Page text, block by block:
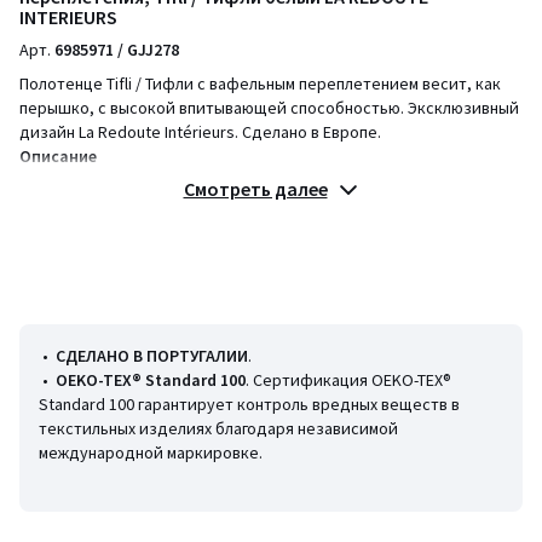
INTERIEURS
Арт. 6985971 / GJJ278
Полотенце Tifli / Тифли с вафельным переплетением весит, как
перышко, с высокой впитывающей способностью. Эксклюзивный
дизайн La Redoute Intérieurs. Сделано в Европе.
Описание
• Вафельное полотно 320 г/м2
• Машинная сушка на умеренном режиме
Размеры
• 70x140 см
Смотреть далее
• СДЕЛАНО В ПОРТУГАЛИИ.
• OEKO-TEX® Standard 100. Сертификация OEKO-TEX®
Standard 100 гарантирует контроль вредных веществ в
текстильных изделиях благодаря независимой
международной маркировке.